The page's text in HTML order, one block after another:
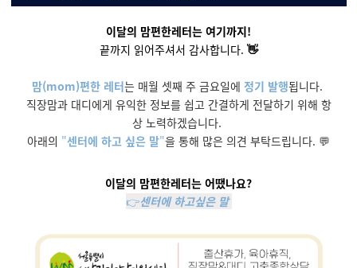
이달의 맘편한레터는 여기까지!
끝까지 읽어주셔서 감사합니다. 👋
맘(mom)편한 레터는 매월 셋째 주 금요일에 정기 발행됩니다.
직장맘과 대디에게 유익한 정보를 쉽고 간결하게 전달하기 위해 항
상 노력하겠습니다.
아래의 "센터에 하고 싶은 말"을 통해 많은 의견 부탁드립니다. 💬
이달의 맘편한레터는 어땠나요?
👉센터에 하고싶은 말